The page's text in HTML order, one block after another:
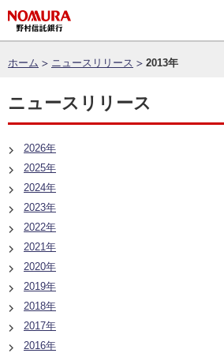
ホーム ニュースリリース 2013年
ニュースリリース
2026年
2025年
2024年
2023年
2022年
2021年
2020年
2019年
2018年
2017年
2016年